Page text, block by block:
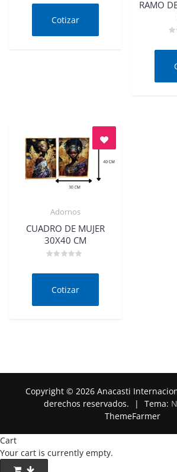
en
deCotizar
RAMO
de
Adornos
CUADRO DE MUJER
30X40 CM
deCotizar
Copyright © 2026 Anacasti
derechos reservados.
| Tema:
ThemeFarmer
Cart
Your cart is currently empty.